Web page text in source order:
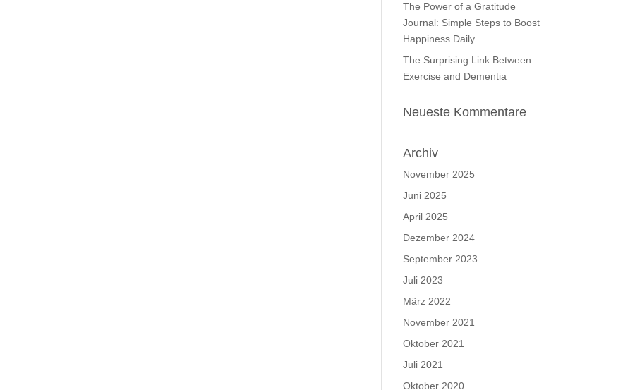
The Power of a Gratitude
Journal: Simple Steps to Boost
Happiness Daily
The Surprising Link Between
Exercise and Dementia
Neueste Kommentare
Archiv
November 2025
Juni 2025
April 2025
Dezember 2024
September 2023
Juli 2023
März 2022
November 2021
Oktober 2021
Juli 2021
Oktober 2020